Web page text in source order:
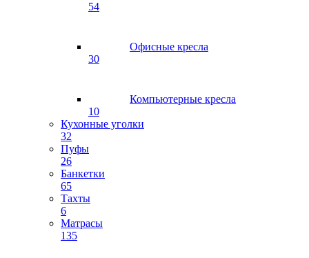
54
Офисные кресла
30
Компьютерные кресла
10
Кухонные уголки
32
Пуфы
26
Банкетки
65
Тахты
6
Матрасы
135